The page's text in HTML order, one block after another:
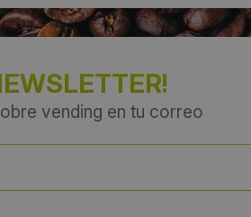
vending en tu correo